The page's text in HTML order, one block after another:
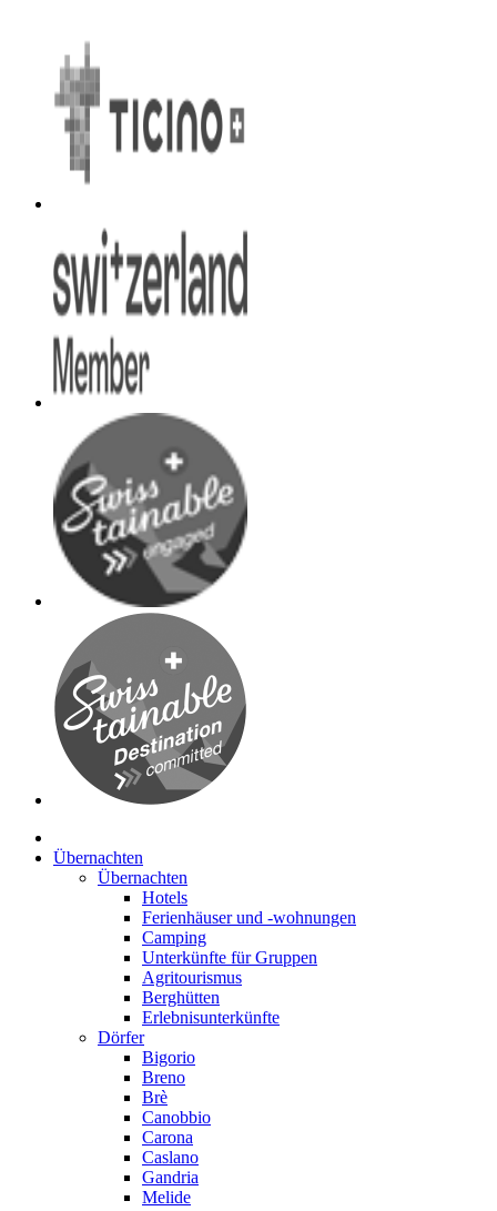
Übernachten
Übernachten
Hotels
Ferienhäuser und -wohnungen
Camping
Unterkünfte für Gruppen
Agritourismus
Berghütten
Erlebnisunterkünfte
Dörfer
Bigorio
Breno
Brè
Canobbio
Carona
Caslano
Gandria
Melide